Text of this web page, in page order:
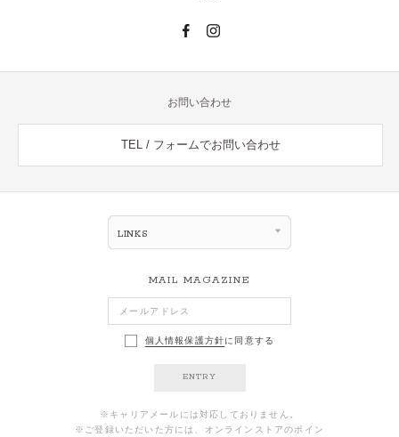
お問い合わせ
TEL / フォームでお問い合わせ
LINKS
MAIL MAGAZINE
個人情報保護方針に同意する
ENTRY
※キャリアメールには対応しておりません。
※ご登録いただいた方には、オンラインストアのポイン